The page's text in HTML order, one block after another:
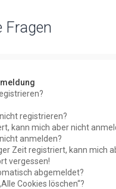
Fragen
registrieren?
kann mich aber nicht
anmelden?
Zeit registriert, kann mich
vergessen!
abgemeldet?
Cookies löschen“?